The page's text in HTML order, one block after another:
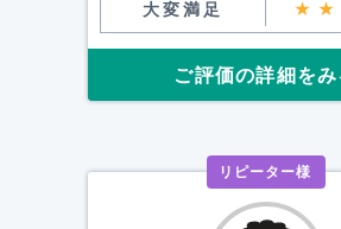
大変満足
ご評価の詳細をみ
リピーター様